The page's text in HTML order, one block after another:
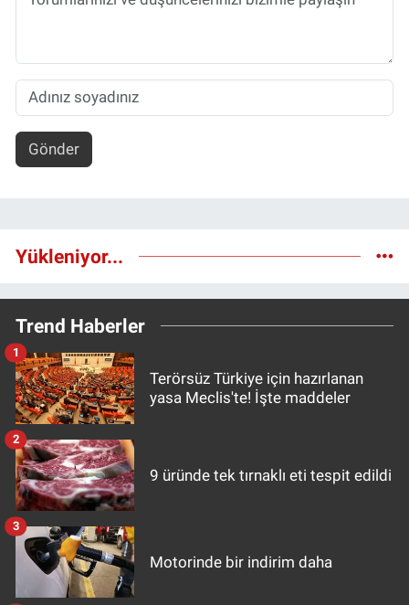
Gönder
Yükleniyor...
Trend Haberler
Terörsüz Türkiye için hazırlanan
yasa Meclis'te! İşte maddeler
1
9 üründe tek tırnaklı eti tespit edildi
2
Motorinde bir indirim daha
3